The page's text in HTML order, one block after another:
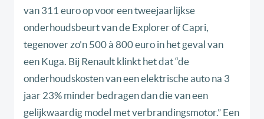
van 311 euro op voor een tweejaarlijkse
onderhoudsbeurt van de Explorer of Capri,
tegenover zo’n 500 à 800 euro in het geval van
een Kuga. Bij Renault klinkt het dat “de
onderhoudskosten van een elektrische auto na 3
jaar 23% minder bedragen dan die van een
gelijkwaardig model met verbrandingsmotor.” Een